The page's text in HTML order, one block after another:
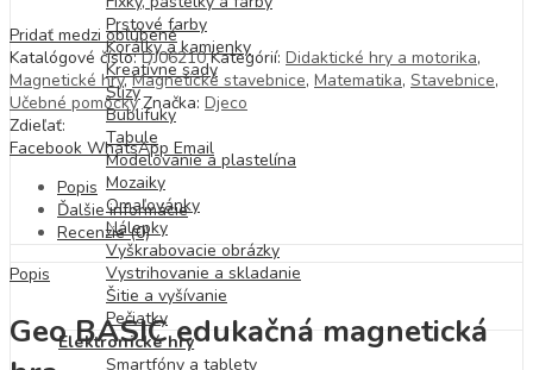
Prstové farby
Korálky a kamienky
Kreatívne sady
Slizy
Bublifuky
Tabule
Modelovanie a plastelína
Mozaiky
Omaľovánky
Nálepky
Vyškrabovacie obrázky
Vystrihovanie a skladanie
Šitie a vyšívanie
Pečiatky
Elektronické hry
Smartfóny a tablety
Pridať medzi obľúbené
Katalógové číslo:DJ06210 Kategórií: Didaktické hry a motorika,
Magnetické hry,Magnetické stavebnice, Matematika, Stavebnice,
Učebné pomôcky Značka: Djeco
Zdieľať:
Facebook WhatsApp Email
Popis
Ďalšie informácie
Recenzie (0)
Popis
Geo BASIC edukačná magnetická